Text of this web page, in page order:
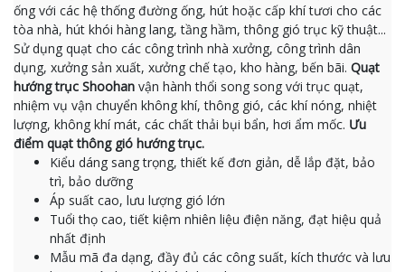
ống với các hệ thống đường ống, hút hoặc cấp khí tươi cho các
tòa nhà, hút khói hàng lang, tầng hầm, thông gió trục kỹ thuật...
Sử dụng quạt cho các công trình nhà xưởng, công trình dân
dụng, xưởng sản xuất, xưởng chế tạo, kho hàng, bến bãi. Quạt
hướng trục Shoohan vận hành thổi song song với trục quạt,
nhiệm vụ vận chuyển không khí, thông gió, các khí nóng, nhiệt
lượng, không khí mát, các chất thải bụi bẩn, hơi ẩm mốc. Ưu
điểm quạt thông gió hướng trục.
Kiểu dáng sang trọng, thiết kế đơn giản, dễ lắp đặt, bảo
trì, bảo dưỡng
Áp suất cao, lưu lượng gió lớn
Tuổi thọ cao, tiết kiệm nhiên liệu điện năng, đạt hiệu quả
nhất định
Mẫu mã đa dạng, đầy đủ các công suất, kích thước và lưu